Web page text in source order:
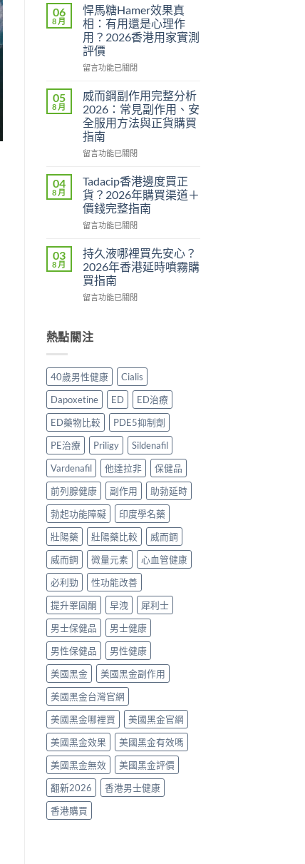
利
勁
用
法
用
量
整
教
學：
幾
時
食？
多？
正
確
食
一
次
講
清
楚〉
06
8 月
悍馬糖Hamer效果真
相：有用還是心理作
用？2026香港用家實測
評價
在
馬
糖
Hamer
效
果
真
有
用
還
是
心
作
用？
2026
香
港
實
價〉
中
留言功能已關閉
05
8 月
威而鋼副作用完整分析
2026：常見副作用、安
全服用方法與正貨購買
指南
在
而
鋼
副
作
用
整
分
析
2026：
常
作
全
服
用
方
法
與
貨
購
買
指
南〉
中
留言功能已關閉
04
8 月
Tadacip香港邊度買正
貨？2026年購買渠道＋
價錢完整指南
在
香
港
邊
度
買
2026
買
渠
道
＋
價
錢
整
指
南〉
中
留言功能已關閉
03
8 月
持久液哪裡買先安心？
2026年香港延時噴霧購
買指南
在
液
哪
買
先
安
心？
2026
年
港
延
時
噴
霧
購
買
南〉
留言功能已關閉
熱點關注
40歲男性健康
Cialis
Dapoxetine
ED
ED治療
ED藥物比較
PDE5抑制劑
PE治療
Priligy
Sildenafil
Vardenafil
他達拉非
保健品
前列腺健康
副作用
助勃延時
勃起功能障礙
印度學名藥
壯陽藥
壯陽藥比較
威而鋼
威而鋼
微量元素
心血管健康
必利勁
性功能改善
提升睪固酮
早洩
犀利士
男士保健品
男士健康
男性保健品
男性健康
美國黑金
美國黑金副作用
美國黑金台灣官網
美國黑金哪裡買
美國黑金官網
美國黑金效果
美國黑金有效嗎
美國黑金無效
美國黑金評價
翻新2026
香港男士健康
香港購買